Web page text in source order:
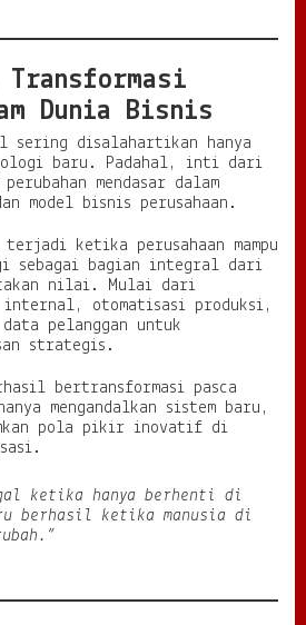
a
s
i
Transformasi
Dunia Bisnis
sering disalahartikan hanya
baru. Padahal, inti dari
mendasar dalam
model bisnis perusahaan.
ketika perusahaan mampu
sebagai bagian integral dari
nilai. Mulai dari
otomatisasi produksi,
data pelanggan untuk
strategis.
bertransformasi pasca
mengandalkan sistem baru,
pola pikir inovatif di
ketika hanya berhenti di
berhasil ketika manusia di